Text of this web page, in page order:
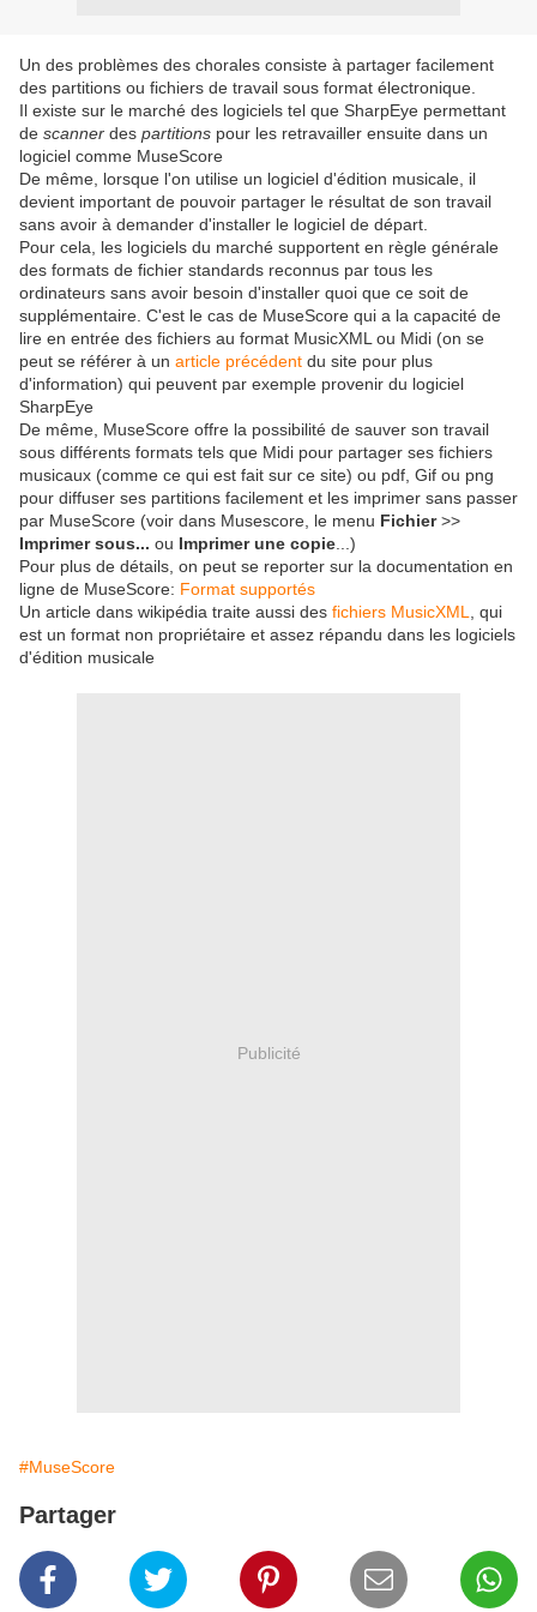
Un des problèmes des chorales consiste à partager facilement
des partitions ou fichiers de travail sous format électronique.
Il existe sur le marché des logiciels tel que SharpEye permettant
de scanner des partitions pour les retravailler ensuite dans un
logiciel comme MuseScore
De même, lorsque l'on utilise un logiciel d'édition musicale, il
devient important de pouvoir partager le résultat de son travail
sans avoir à demander d'installer le logiciel de départ.
Pour cela, les logiciels du marché supportent en règle générale
des formats de fichier standards reconnus par tous les
ordinateurs sans avoir besoin d'installer quoi que ce soit de
supplémentaire. C'est le cas de MuseScore qui a la capacité de
lire en entrée des fichiers au format MusicXML ou Midi (on se
peut se référer à un article précédent du site pour plus
d'information) qui peuvent par exemple provenir du logiciel
SharpEye
De même, MuseScore offre la possibilité de sauver son travail
sous différents formats tels que Midi pour partager ses fichiers
musicaux (comme ce qui est fait sur ce site) ou pdf, Gif ou png
pour diffuser ses partitions facilement et les imprimer sans passer
par MuseScore (voir dans Musescore, le menu Fichier>>
Imprimer sous... ou Imprimer une copie ...)
Pour plus de détails, on peut se reporter sur la documentation en
ligne de MuseScore: Format supportés
Un article dans wikipédia traite aussi des fichiers MusicXML
, qui
est un format non propriétaire et assez répandu dans les logiciels
d'édition musicale
Publicité
#MuseScore
Partager